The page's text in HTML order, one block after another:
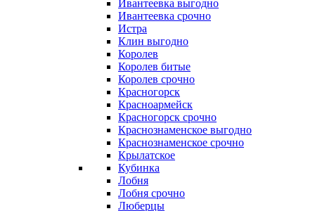
Ивантеевка выгодно
Ивантеевка срочно
Истра
Клин выгодно
Королев
Королев битые
Королев срочно
Красногорск
Красноармейск
Красногорск срочно
Краснознаменское выгодно
Краснознаменское срочно
Крылатское
Кубинка
Лобня
Лобня срочно
Люберцы